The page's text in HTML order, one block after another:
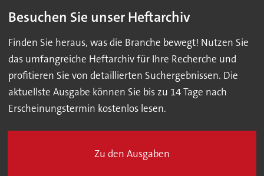
Besuchen Sie unser Heftarchiv
Finden Sie heraus, was die Branche bewegt! Nutzen Sie
das umfangreiche Heftarchiv für Ihre Recherche und
profitieren Sie von detaillierten Suchergebnissen. Die
aktuellste Ausgabe können Sie bis zu 14 Tage nach
Erscheinungstermin kostenlos lesen.
Zu den Ausgaben